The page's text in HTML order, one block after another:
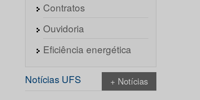
Contratos
Ouvidoria
Eficiência energética
Notícias UFS + Notícias